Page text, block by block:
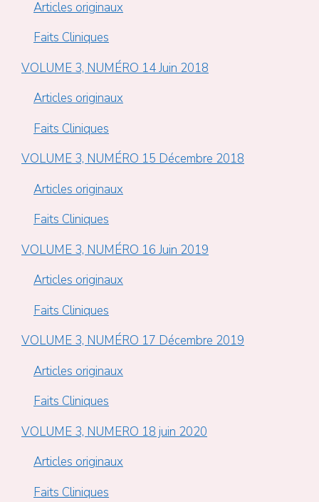
Articles originaux
Faits Cliniques
VOLUME 3, NUMÉRO 14 Juin 2018
Articles originaux
Faits Cliniques
VOLUME 3, NUMÉRO 15 Décembre 2018
Articles originaux
Faits Cliniques
VOLUME 3, NUMÉRO 16 Juin 2019
Articles originaux
Faits Cliniques
VOLUME 3, NUMÉRO 17 Décembre 2019
Articles originaux
Faits Cliniques
VOLUME 3, NUMERO 18 juin 2020
Articles originaux
Faits Cliniques